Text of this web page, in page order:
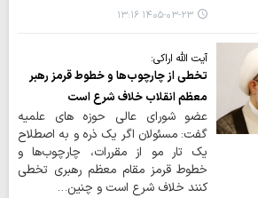
۱۴۰۵-۰۳-۲۳ ۱۳:۱۶
آیت الله اراکی:
تخطی از چارچوب‌ها و خطوط قرمز رهبر
معظم انقلاب خلاف شرع است
عضو شورای عالی حوزه های علمیه
گفت: مسئولان اگر یک ذره و به اصطلاح
یک تار مو از مقررات، چارچوب‌ها و
خطوط قرمز مقام معظم رهبری تخطی
کنند خلاف شرع است و چنین…